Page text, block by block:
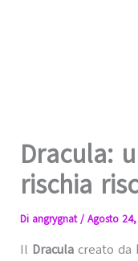
Dracula:
rischia
Di angrygnat/ Agosto
Il Dracula creato da